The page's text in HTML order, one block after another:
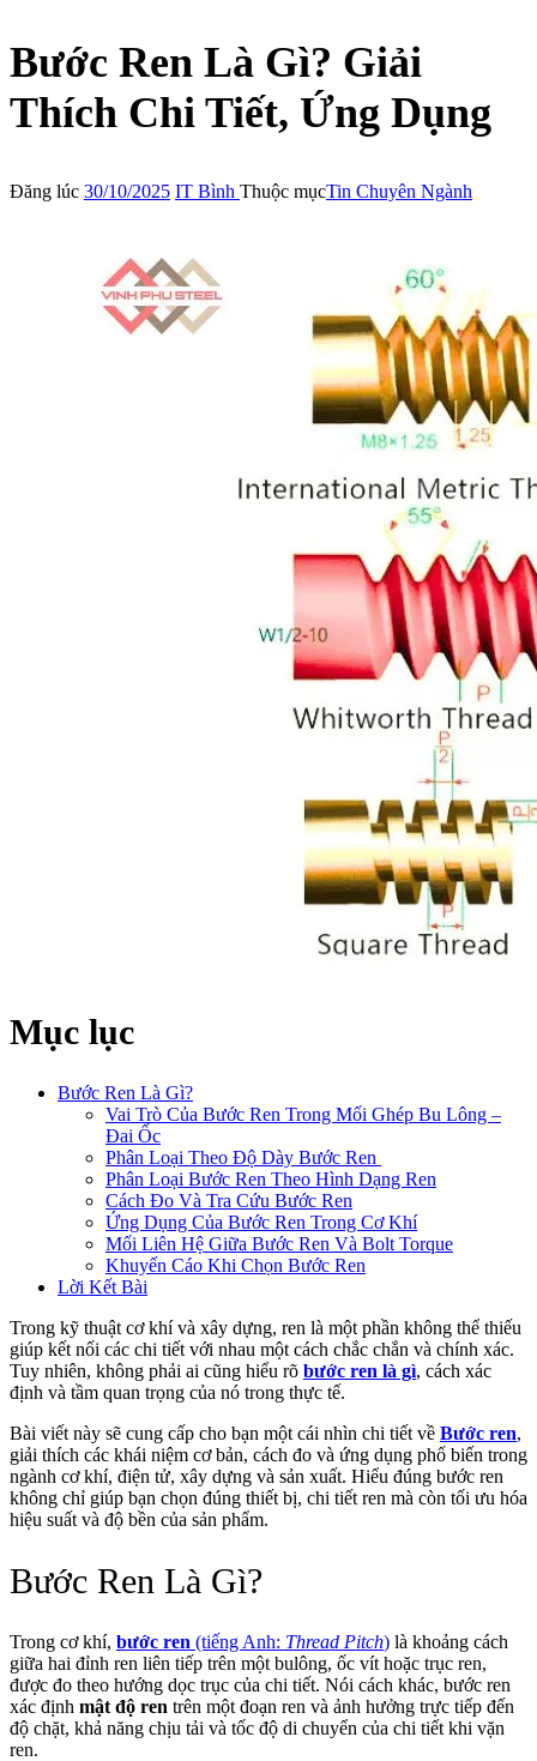
Bước Ren Là Gì? Giải
Thích Chi Tiết, Ứng Dụng
Đăng lúc 30/10/2025 IT Bình Thuộc mụcTin Chuyên Ngành
Mục lục
Bước Ren Là Gì?
Vai Trò Của Bước Ren Trong Mối Ghép Bu Lông –
Đai Ốc
Phân Loại Theo Độ Dày Bước Ren
Phân Loại Bước Ren Theo Hình Dạng Ren
Cách Đo Và Tra Cứu Bước Ren
Ứng Dụng Của Bước Ren Trong Cơ Khí
Mối Liên Hệ Giữa Bước Ren Và Bolt Torque
Khuyến Cáo Khi Chọn Bước Ren
Lời Kết Bài
Trong kỹ thuật cơ khí và xây dựng, ren là một phần không thể thiếu
giúp kết nối các chi tiết với nhau một cách chắc chắn và chính xác.
Tuy nhiên, không phải ai cũng hiểu rõ bước ren là gì, cách xác
định và tầm quan trọng của nó trong thực tế.
Bài viết này sẽ cung cấp cho bạn một cái nhìn chi tiết về Bước ren,
giải thích các khái niệm cơ bản, cách đo và ứng dụng phổ biến trong
ngành cơ khí, điện tử, xây dựng và sản xuất. Hiểu đúng bước ren
không chỉ giúp bạn chọn đúng thiết bị, chi tiết ren mà còn tối ưu hóa
hiệu suất và độ bền của sản phẩm.
Bước Ren Là Gì?
Trong cơ khí, bước ren (tiếng Anh: Thread Pitch) là khoảng cách
giữa hai đỉnh ren liên tiếp trên một bulông, ốc vít hoặc trục ren,
được đo theo hướng dọc trục của chi tiết. Nói cách khác, bước ren
xác định mật độ ren trên một đoạn ren và ảnh hưởng trực tiếp đến
độ chặt, khả năng chịu tải và tốc độ di chuyển của chi tiết khi vặn
ren.